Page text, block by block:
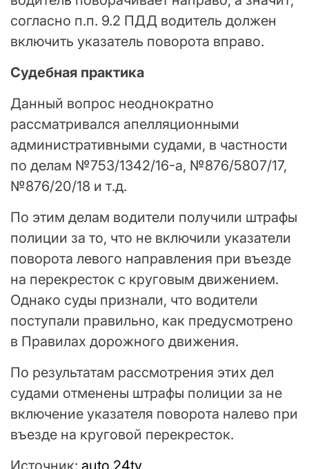
согласно п.п. 9.2 ПДД водитель должен
включить указатель поворота вправо.
Судебная практика
Данный вопрос неоднократно
рассматривался апелляционными
административными судами, в частности
по делам №753/1342/16-а, №876/5807/17,
№876/20/18 и т.д.
По этим делам водители получили штрафы
полиции за то, что не включили указатели
поворота левого направления при въезде
на перекресток с круговым движением.
Однако суды признали, что водители
поступали правильно, как предусмотрено
в Правилах дорожного движения.
По результатам рассмотрения этих дел
судами отменены штрафы полиции за не
включение указателя поворота налево при
въезде на круговой перекресток.
Источник: auto.24tv